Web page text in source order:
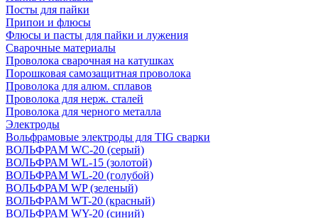
Посты для пайки
Припои и флюсы
Флюсы и пасты для пайки и лужения
Сварочные материалы
Проволока сварочная на катушках
Порошковая самозащитная проволока
Проволока для алюм. сплавов
Проволока для нерж. сталей
Проволока для черного металла
Электроды
Вольфрамовые электроды для TIG сварки
ВОЛЬФРАМ WC-20 (серый)
ВОЛЬФРАМ WL-15 (золотой)
ВОЛЬФРАМ WL-20 (голубой)
ВОЛЬФРАМ WP (зеленый)
ВОЛЬФРАМ WT-20 (красный)
ВОЛЬФРАМ WY-20 (синий)